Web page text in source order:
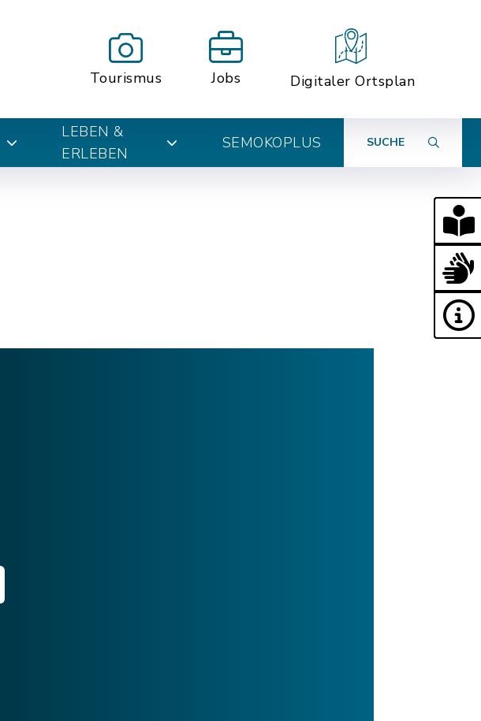
Tourismus Jobs Digitaler Ortsplan
LEBEN &
ERLEBEN
SEMOKOPLUS SUCHE